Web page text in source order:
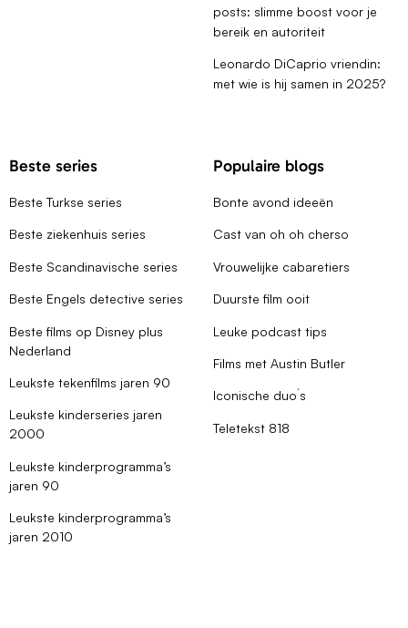
posts: slimme boost voor je
bereik en autoriteit
Leonardo DiCaprio vriendin:
met wie is hij samen in 2025?
Beste series
Beste Turkse series
Beste ziekenhuis series
Beste Scandinavische series
Beste Engels detective series
Beste films op Disney plus
Nederland
Leukste tekenfilms jaren 90
Leukste kinderseries jaren
2000
Leukste kinderprogramma’s
jaren 90
Leukste kinderprogramma’s
jaren 2010
Populaire blogs
Bonte avond ideeën
Cast van oh oh cherso
Vrouwelijke cabaretiers
Duurste film ooit
Leuke podcast tips
Films met Austin Butler
Iconische duo´s
Teletekst 818